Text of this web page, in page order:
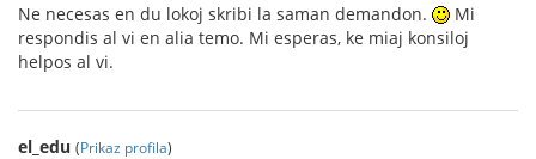
Ne necesas en du lokoj skribi la saman demandon.
Mi
respondis al vi en alia temo. Mi esperas, ke miaj konsiloj
helpos al vi.
el_edu (Prikaz profila)